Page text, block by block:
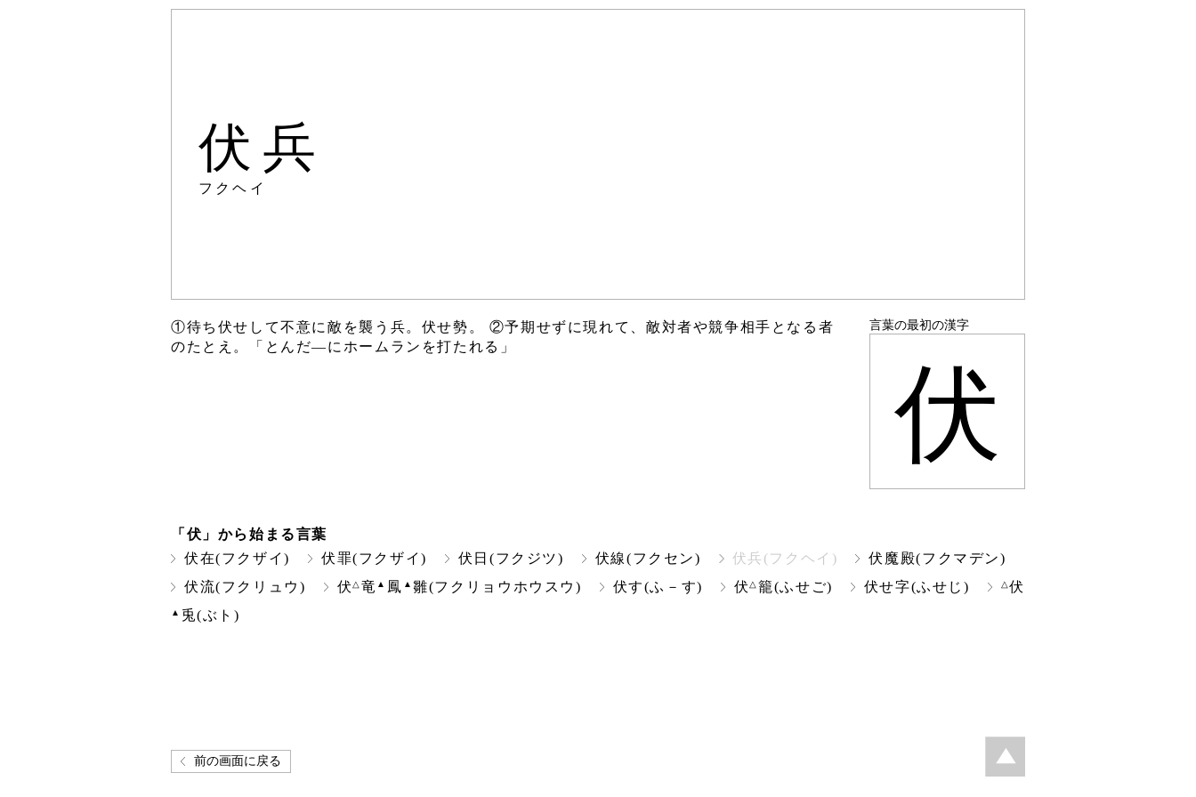
伏兵
フクヘイ
①待ち伏せして不意に敵を襲う兵。伏せ勢。 ②予期せずに現れて、敵対者や競争相手となる者
のたとえ。「とんだ―にホームランを打たれる」
言葉の最初の漢字
伏
「伏」から始まる言葉
伏在(フクザイ)
伏罪(フクザイ) 伏日(フクジツ) 伏線(フクセン) 伏兵(フクヘイ)
伏魔殿(フクマデン)
伏流(フクリュウ)
伏△ 竜 ▲ 鳳 ▲雛(フクリョウホウスウ) 伏す(ふ－す) 伏△籠(ふせご) 伏せ字(ふせじ) △伏
▲ 兎(ぶト)
前の画面に戻る